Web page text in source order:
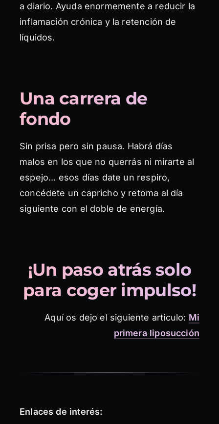
a diario. Ayuda enormemente a reducir la
inflamación crónica y la retención de
líquidos.
Una carrera de
fondo
Sin prisa pero sin pausa. Habrá días
malos en los que no querrás ni mirarte al
espejo... esos días date un respiro,
concédete un capricho y retoma al día
siguiente con el doble de energía.
¡Un paso atrás solo
para coger impulso!
Aquí os dejo el siguiente artículo: Mi
primera liposucción
Enlaces de interés: